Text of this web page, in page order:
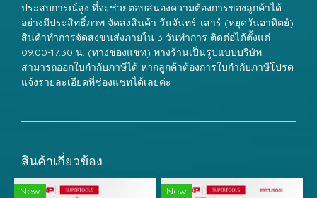
ประสบการณ์สูง ที่จะช่วยตอบสนองความต้องการของลูกค้าได้
อย่างมีประสิทธิ์ภาพ จัดส่งสินค้า วันจันทร์-เสาร์ (หยุดวันอาทิตย์)
สินค้าทำการจัดส่งขนส่งภายใน 3 วันทำการ ติดต่อได้ตั้งแต่
09.00-17.30 น. (ทางช่องแชท) ทางร้านเป็นรูปแบบบริษัท
สามารถออกใบกำกับภาษีได้ หากลูกค้าต้องการใบกำกับภาษีโปรด
แจ้งรายละเอียดที่ช่องแชทได้เลยค่ะ
สินค้าเกี่ยวข้อง
New New